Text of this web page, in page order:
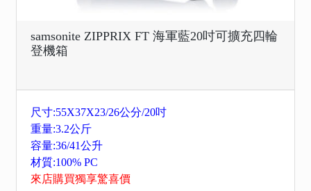
samsonite ZIPPRIX FT 海軍藍20吋可擴充四輪
登機箱
尺寸:55X37X23/26公分/20吋
重量:3.2公斤
容量:36/41公升
材質:100% PC
來店購買獨享驚喜價